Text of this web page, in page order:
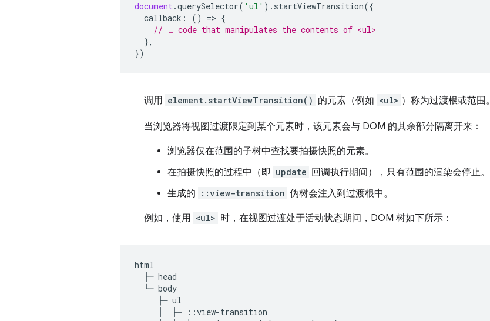
document.querySelector( 'ul' ). startViewTransition({
callback : () => {
// … code that manipulates the contents of <ul>
},
})
调用 element.startViewTransition() 的元素（例如 <ul> ）称为过渡根或范围。
当浏览器将视图过渡限定到某个元素时，该元素会与 DOM 的其余部分隔离开来：
浏览器仅在范围的子树中查找要拍摄快照的元素。
在拍摄快照的过程中（即 update 回调执行期间），只有范围的渲染会停止。
生成的
::view-transition 伪树会注入到过渡根中。
例如，使用 <ul> 时，在视图过渡处于活动状态期间，DOM 树如下所示：
html
  ├─ head
  └─ body
     ├─ ul
     │  ├─ ::view-transition